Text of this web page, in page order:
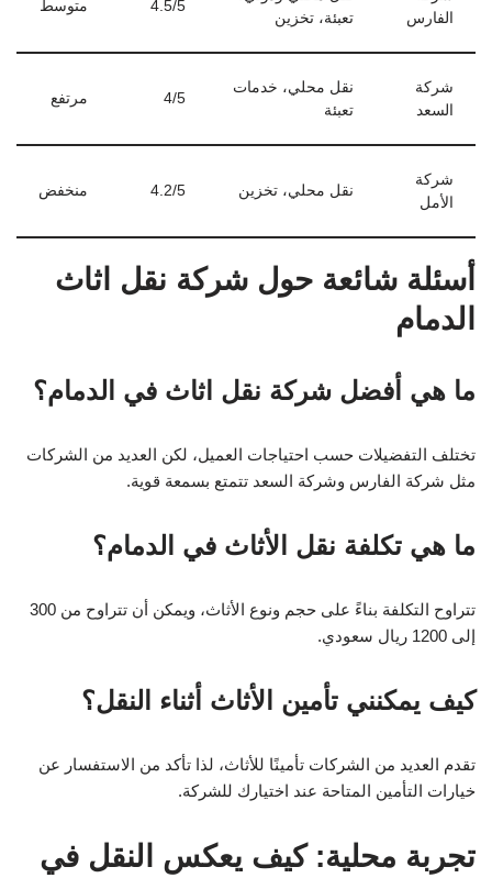
الفارس
تعبئة، تخزين
4.5/5 متوسط
شركة
السعد
نقل محلي، خدمات
تعبئة
4/5 مرتفع
شركة
الأمل
نقل محلي، تخزين 4.2/5 منخفض
أسئلة شائعة حول شركة نقل اثاث
الدمام
ما هي أفضل شركة نقل اثاث في الدمام؟
تختلف التفضيلات حسب احتياجات العميل، لكن العديد من الشركات
مثل شركة الفارس وشركة السعد تتمتع بسمعة قوية.
ما هي تكلفة نقل الأثاث في الدمام؟
تتراوح التكلفة بناءً على حجم ونوع الأثاث، ويمكن أن تتراوح من 300
إلى 1200 ريال سعودي.
كيف يمكنني تأمين الأثاث أثناء النقل؟
تقدم العديد من الشركات تأمينًا للأثاث، لذا تأكد من الاستفسار عن
خيارات التأمين المتاحة عند اختيارك للشركة.
تجربة محلية: كيف يعكس النقل في